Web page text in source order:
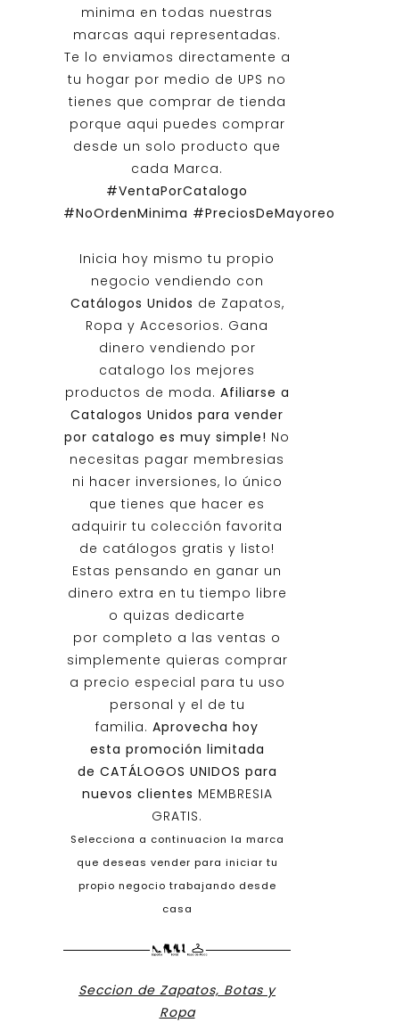
minima en todas nuestras
marcas aqui representadas.
Te lo enviamos directamente a
tu hogar por medio de UPS no
tienes que comprar de tienda
porque aqui puedes comprar
desde un solo producto que
cada Marca.
#VentaPorCatalogo
#NoOrdenMinima #PreciosDeMayoreo
Inicia hoy mismo tu propio
negocio vendiendo con
Catálogos Unidos de Zapatos,
Ropa y Accesorios. Gana
dinero vendiendo por
catalogo los mejores
productos de moda. Afiliarse a
Catalogos Unidos para vender
por catalogo es muy simple! No
necesitas pagar membresias
ni hacer inversiones, lo único
que tienes que hacer es
adquirir tu colección favorita
de catálogos gratis y listo!
Estas pensando en ganar un
dinero extra en tu tiempo libre
o quizas dedicarte
por completo a las ventas o
simplemente quieras comprar
a precio especial para tu uso
personal y el de tu
familia. Aprovecha hoy
esta promoción limitada
de CATÁLOGOS UNIDOS para
nuevos clientes MEMBRESIA
GRATIS.
Selecciona a continuacion la marca
que deseas vender para iniciar tu
propio negocio trabajando desde
casa
Seccion de Zapatos, Botas y
Ropa